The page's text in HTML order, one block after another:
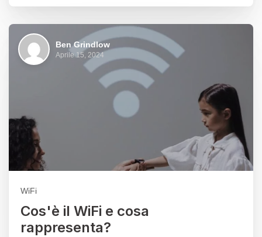
Ben Grindlow
Aprile 15, 2024
WiFi
Cos'è il WiFi e cosa
rappresenta?